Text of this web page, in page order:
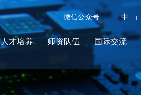
人才培养 师资队伍 国际交流
微信公众号 中 |